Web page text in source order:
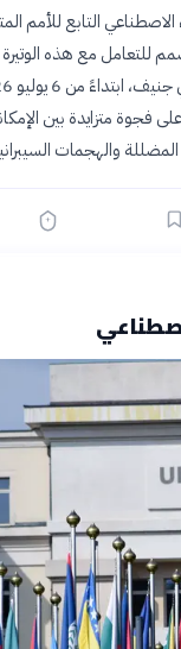
التابع للأمم
لم تُصمم للتعامل مع هذه
فجوة متزايدة بين
والهجمات